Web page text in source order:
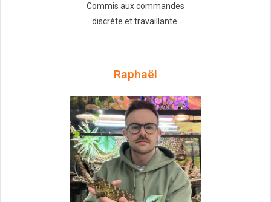
Commis aux commandes
discrète et travaillante.
Raphaël